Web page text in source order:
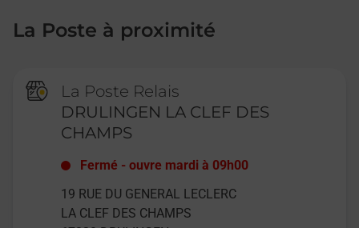
La Poste à proximité
La Poste Relais
DRULINGEN LA CLEF DES
CHAMPS
Fermé -ouvre mardi à 09h00
19 RUE DU GENERAL LECLERC
LA CLEF DES CHAMPS